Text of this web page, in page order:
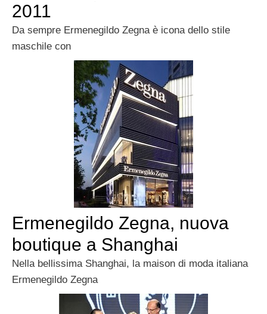
2011
Da sempre Ermenegildo Zegna è icona dello stile
maschile con
Ermenegildo Zegna, nuova
boutique a Shanghai
Nella bellissima Shanghai, la maison di moda italiana
Ermenegildo Zegna